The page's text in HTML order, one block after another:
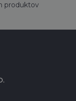
produktov